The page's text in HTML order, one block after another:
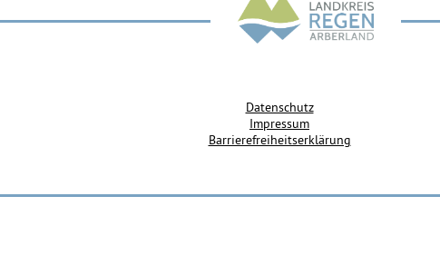
Datenschutz
Impressum
Barrierefreiheitserklärung